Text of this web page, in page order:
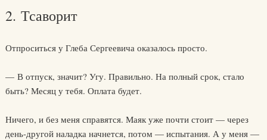
2. Тсаворит
Отпроситься у Глеба Сергеевича оказалось просто.
— В отпуск, значит? Угу. Правильно. На полный срок, стало
быть? Месяц у тебя. Оплата будет.
Ничего, и без меня справятся. Маяк уже почти стоит — через
день-другой наладка начнется, потом — испытания. А у меня —